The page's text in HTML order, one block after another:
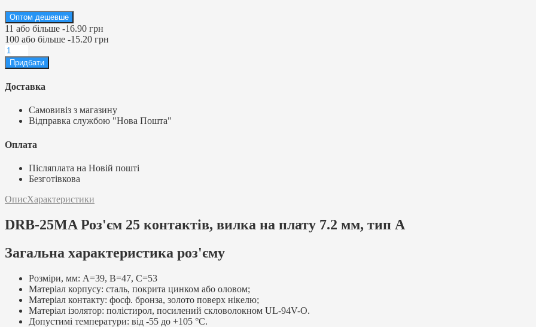
Оптом дешевше
11 або більше -16.90 грн
100 або більше -15.20 грн
Доставка
Самовивіз з магазину
Відправка службою "Нова Пошта"
Оплата
Післяплата на Новій пошті
Безготівкова
ОписХарактеристики
DRB-25MA Роз'єм 25 контактів, вилка на плату 7.2 мм, тип А
Загальна характеристика роз'єму
Розміри, мм: А=39, В=47, С=53
Матеріал корпусу: сталь, покрита цинком або оловом;
Матеріал контакту: фосф. бронза, золото поверх нікелю;
Матеріал ізолятор: полістирол, посилений скловолокном UL-94V-O.
Допустимі температури: від -55 до +105 °C.